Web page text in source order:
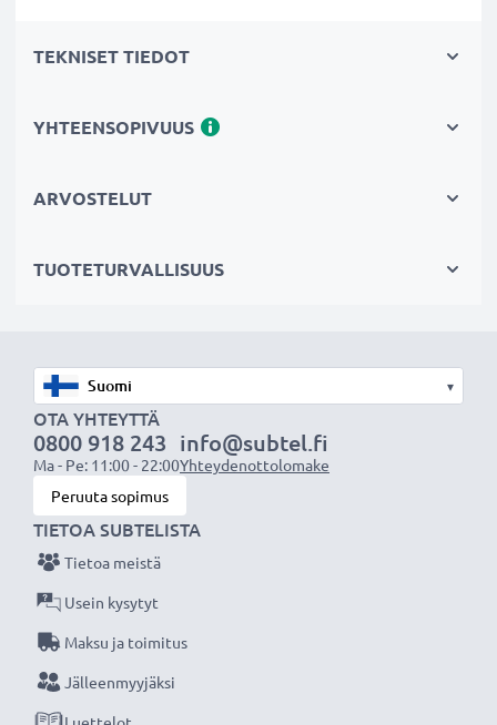
bajonetti tuotemerkiltä CELLONIC
✔ Lisää värien syvyyttä, kontrastia ja yksityiskohtia
✔ Suojaa linssiä sateelta, pölyltä sekä muilta tahroilta
vastavalosuojaa
✔ Vastavalosuoja muotokuva- ja teleobjektiiveille
✔ Voidaan yhdistää linssisuojukseen, objektiivin
suojukseen tai suotimiin
✔ Muotoiltu bajonetti-vastavalosuoja
bajonettikiinnityksellä, sopii vain tiettyihin
objektiiveihin
✔ Ei sovellu super-, ultra- tai laajakulmaobjektiiveille
Tekniset tiedot:
Materiaali:Muovi
Muoto: kukkamalli / tulppaani / terälehti
TEKNISET TIEDOT
YHTEENSOPIVUUS
ARVOSTELUT
TUOTETURVALLISUUS
▾
OTA YHTEYTTÄ
0800 918 243
Ma - Pe: 11:00 - 22:00
info@subtel.fi
Yhteydenottolomake
Peruuta sopimus
TIETOA SUBTELISTA
Tietoa meistä
Usein kysytyt
Maksu ja toimitus
Jälleenmyyjäksi